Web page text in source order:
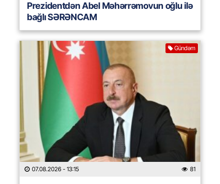
Prezidentdən Abel Məhərrəmovun oğlu ilə
bağlı SƏRƏNCAM
Gündəm
07.08.2026 - 13:15 81